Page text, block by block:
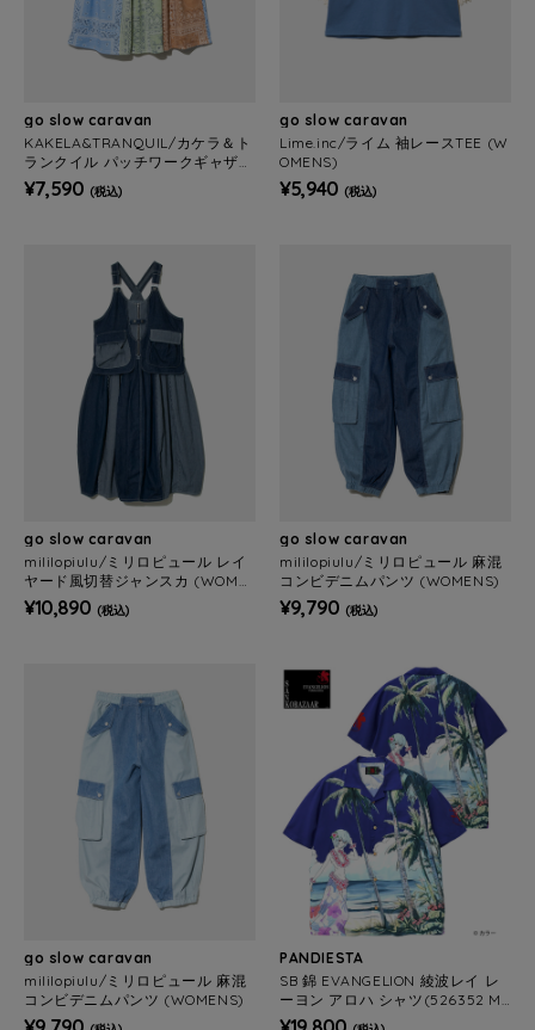
go slow caravan
KAKELA&TRANQUIL/カケラ＆ト
ランクイル パッチワークギャザー
スカート (WOMENS)
¥7,590 (税込)
go slow caravan
Lime.inc/ライム 袖レースTEE (W
OMENS)
¥5,940 (税込)
go slow caravan
mililopiulu/ミリロピュール レイ
ヤード風切替ジャンスカ (WOME
NS)
¥10,890 (税込)
go slow caravan
mililopiulu/ミリロピュール 麻混
コンビデニムパンツ (WOMENS)
¥9,790 (税込)
go slow caravan
mililopiulu/ミリロピュール 麻混
コンビデニムパンツ (WOMENS)
PANDIESTA
SB 錦 EVANGELION 綾波レイ レ
ーヨン アロハ シャツ(526352 ME
NS/WOMENS)